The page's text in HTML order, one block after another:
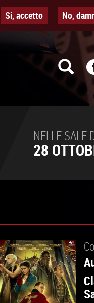
Si, accetto No,
NELLE SALE
28